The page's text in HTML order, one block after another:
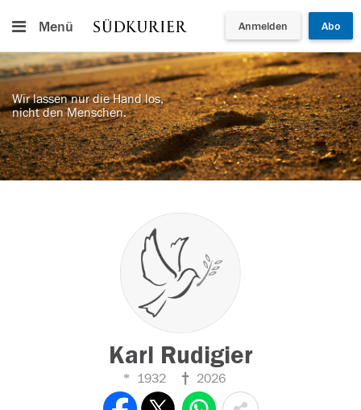
Menü Anmelden Abo
Wir lassen nur die Hand los,
nicht den Menschen.
Karl Rudigier
1932 2026